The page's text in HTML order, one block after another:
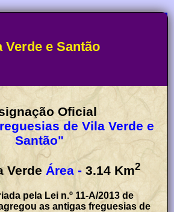
Verde e Santão
Oficial
de Vila Verde e
Santão"
Verde Área - 3.14 Km2
pela Lei n.º 11-A/2013 de
as antigas freguesias de